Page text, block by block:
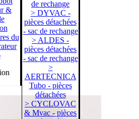
&
du
de rechange
> DYVAC -
pièces détachées
- sac de rechange
> ALDES -
pièces détachées
- sac de rechange
>
AERTECNICA
Tubo - pièces
détachées
> CYCLOVAC
& Mvac - pièces